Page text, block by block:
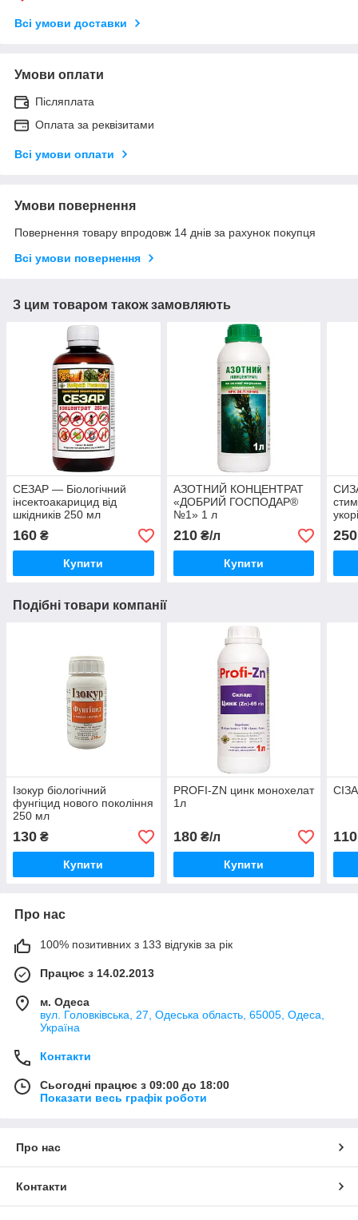
Всі умови доставки
Умови оплати
Післяплата
Оплата за реквізитами
Всі умови оплати
Умови повернення
Повернення товару впродовж 14 днів за рахунок покупця
Всі умови повернення
З цим товаром також замовляють
СЕЗАР — Біологічний
інсектоакарицид від
шкідників 250 мл
160 ₴
Купити
АЗОТНИЙ КОНЦЕНТРАТ
«ДОБРИЙ ГОСПОДАР®
№1» 1 л
210₴/л
Купити
250
Подібні товари компанії
Ізокур біологічний
фунгіцид нового покоління
250 мл
130 ₴
Купити
PROFI-ZN цинк монохелат
1л
180₴/л
Купити
110
Про нас
100% позитивних з 133 відгуків за рік
Працює з 14.02.2013
м. Одеса
вул. Головківська, 27, Одеська область, 65005, Одеса,
Україна
Контакти
Сьогодні працює з 09:00 до 18:00
Показати весь графік роботи
Про нас
Контакти